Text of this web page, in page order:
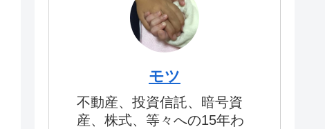
モツ
不動産、投資信託、暗号資
産、株式、等々への15年わ